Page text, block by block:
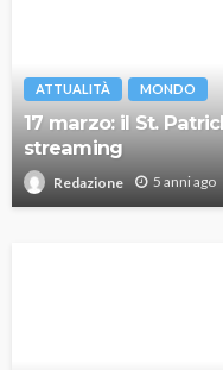
ATTUALITÀ MONDO
17 marzo: il St.
streaming
Redazione 5 anni ago